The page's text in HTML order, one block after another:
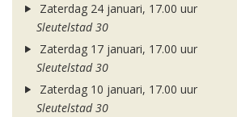
Zaterdag 24 januari, 17.00 uur
Sleutelstad 30
Zaterdag 17 januari, 17.00 uur
Sleutelstad 30
Zaterdag 10 januari, 17.00 uur
Sleutelstad 30